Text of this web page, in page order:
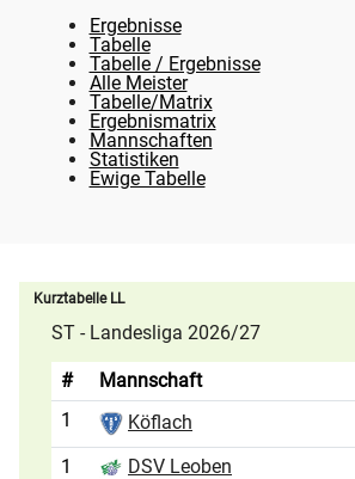
Ergebnisse
Tabelle
Tabelle / Ergebnisse
Alle Meister
Tabelle/Matrix
Ergebnismatrix
Mannschaften
Statistiken
Ewige Tabelle
Kurztabelle LL
ST - Landesliga 2026/27
# Mannschaft
1
Köflach
1 DSV Leoben